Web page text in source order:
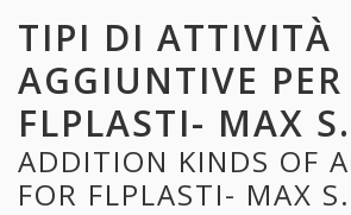
TIPI DI ATTIVITÀ
AGGIUNTIVE PER
FLPLASTI- MAX
ADDITION KINDS OF
FOR FLPLASTI- MAX